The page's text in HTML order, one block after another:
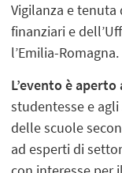
Vigilanza e
finanziari e
l’Emilia-Romagna.
L’evento è
studentesse e
delle scuole
ad esperti di